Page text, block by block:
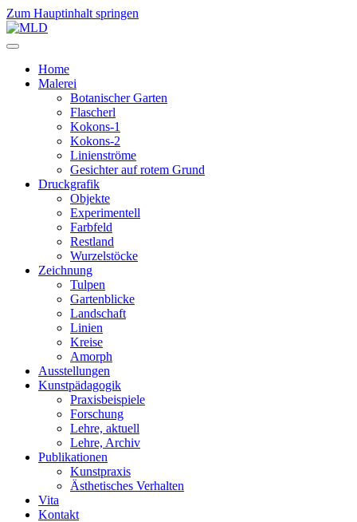
Zum Hauptinhalt springen
Home
Malerei
Botanischer Garten
Flascherl
Kokons-1
Kokons-2
Linienströme
Gesichter auf rotem Grund
Druckgrafik
Objekte
Experimentell
Farbfeld
Restland
Wurzelstöcke
Zeichnung
Tulpen
Gartenblicke
Landschaft
Linien
Kreise
Amorph
Ausstellungen
Kunstpädagogik
Praxisbeispiele
Forschung
Lehre, aktuell
Lehre, Archiv
Publikationen
Kunstpraxis
Ästhetisches Verhalten
Vita
Kontakt